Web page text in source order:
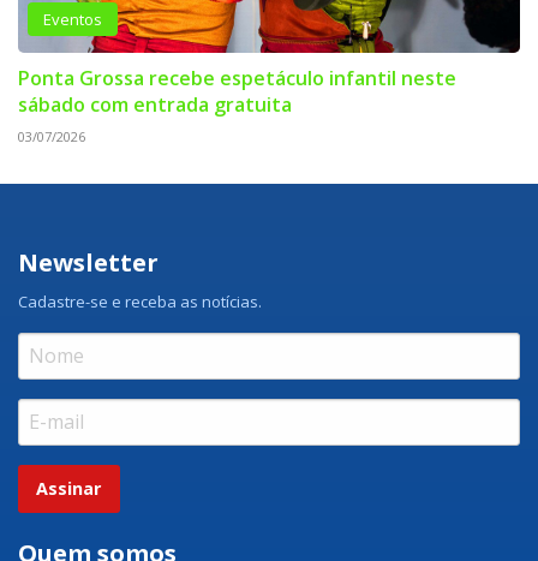
Eventos
Ponta Grossa recebe espetáculo infantil neste
sábado com entrada gratuita
03/07/2026
Newsletter
Cadastre-se e receba as notícias.
Assinar
Quem somos